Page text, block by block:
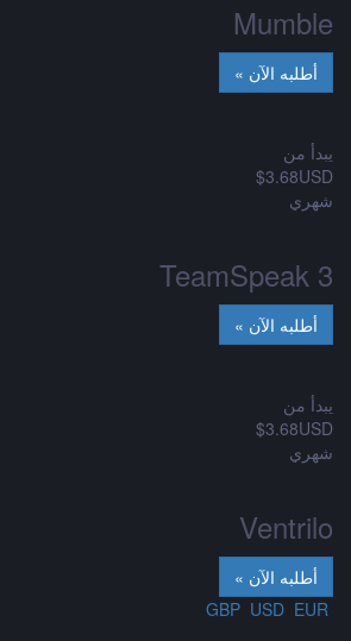
Mumble
يبدأ من
$3.68USD
شهري
TeamSpeak 3
يبدأ من
$3.68USD
شهري
Ventrilo
USD EUR